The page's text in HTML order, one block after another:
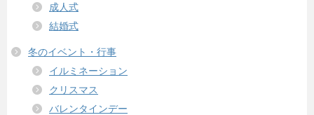
成人式
結婚式
冬のイベント・行事
イルミネーション
クリスマス
バレンタインデー